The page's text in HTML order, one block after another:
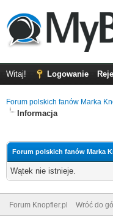
Witaj! Logowanie
Forum polskich fanów Marka
Informacja
Forum polskich fanów Marka
Wątek nie istnieje.
Forum Knopfler.pl Wróć do